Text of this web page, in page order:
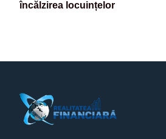
încălzirea locuințelor